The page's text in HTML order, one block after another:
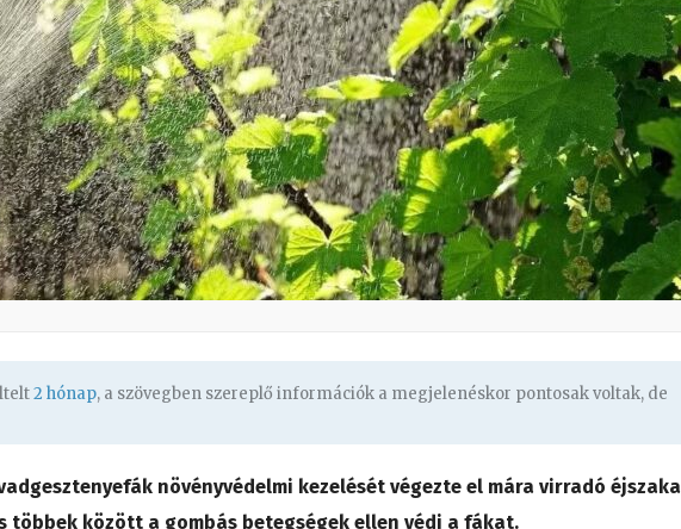
2 hónap, a szövegben szereplő információk a megjelenéskor pontosak voltak, de
növényvédelmi kezelését végezte el mára virradó
többek között a gombás betegségek ellen védi a fákat.